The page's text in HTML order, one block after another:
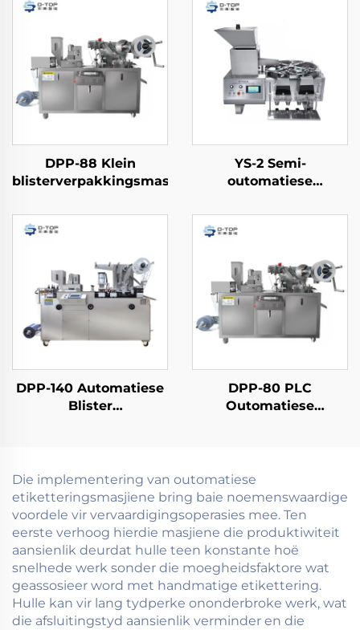
DPP-88 Klein
blisterverpakkingsmasjien
YS-2 Semi-
outomatiese
DPP-140 Automatiese
Blister
DPP-80 PLC
Outomatiese
Die implementering van outomatiese
etiketteringsmasjiene bring baie noemenswaardige
voordele vir vervaardigingsoperasies mee. Ten
eerste verhoog hierdie masjiene die produktiwiteit
aansienlik deurdat hulle teen konstante hoë
snelhede werk sonder die moegheidsfaktore wat
geassosieer word met handmatige etikettering.
Hulle kan vir lang tydperke ononderbroke werk, wat
die afsluitingstyd aansienlik verminder en die